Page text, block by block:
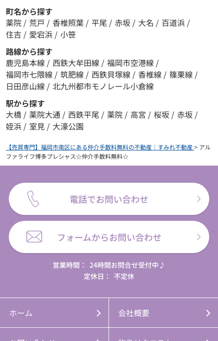
町名から探す
薬院 / 荒戸 / 香椎照葉 / 平尾 / 赤坂 / 大名 / 百道浜 /
住吉 / 愛宕浜 / 小笹
路線から探す
鹿児島本線 / 西鉄大牟田線 / 福岡市空港線 /
福岡市七隈線 / 筑肥線 / 西鉄貝塚線 / 香椎線 / 篠栗線 /
日田彦山線 / 北九州都市モノレール小倉線
駅から探す
大橋 / 薬院大通 / 西鉄平尾 / 薬院 / 高宮 / 桜坂 / 赤坂 /
姪浜 / 室見 / 大濠公園
【売買専門】福岡市南区にある仲介手数料無料の不動産｜すみれ不動産> アル
ファライフ博多プレシャス☆仲介手数料無料☆
電話でお問い合わせ
フォームからお問い合わせ
営業時間：
24時間お問合せ受付中♪
定休日：
不定休
ホーム 会社概要